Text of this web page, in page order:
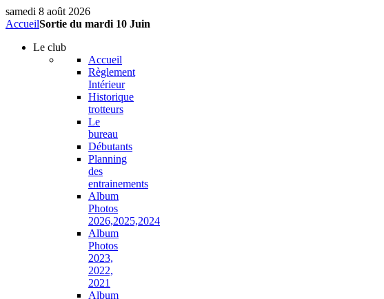
samedi 8 août 2026
AccueilSortie du mardi 10 Juin
Le club
Accueil
Règlement
Intérieur
Historique
trotteurs
Le
bureau
Débutants
Planning
des
entrainements
Album
Photos
2026,2025,2024
Album
Photos
2023,
2022,
2021
Album